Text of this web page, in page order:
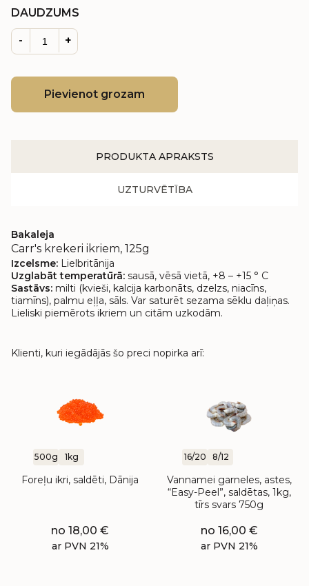
DAUDZUMS
- +
Pievienot grozam
PRODUKTA APRAKSTS
UZTURVĒTĪBA
Bakaleja
Carr's krekeri ikriem, 125g
Izcelsme: Lielbritānija
Uzglabāt temperatūrā: sausā, vēsā vietā, +8 – +15 ° C
Sastāvs: milti (kvieši, kalcija karbonāts, dzelzs, niacīns,
tiamīns), palmu eļļa, sāls. Var saturēt sezama sēklu daļiņas.
Lieliski piemērots ikriem un citām uzkodām.
Klienti, kuri iegādājās šo preci nopirka arī:
500g 1kg
Foreļu ikri, saldēti, Dānija
no 18,00 €
ar PVN 21%
16/20 8/12
Vannamei garneles, astes,
“Easy-Peel”, saldētas, 1kg,
tīrs svars 750g
no 16,00 €
ar PVN 21%